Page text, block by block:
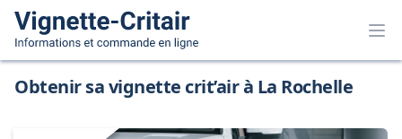
Obtenir sa vignette crit’air à La Rochelle